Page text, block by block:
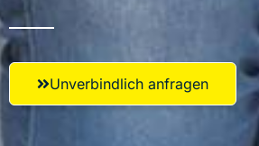
Unverbindlich anfragen